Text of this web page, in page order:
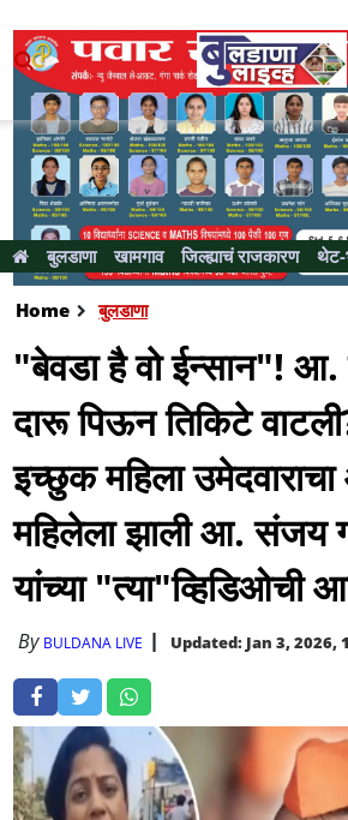
बुलडाणा खामगाव जिल्ह्याचं राजकारण
Home बुलडाणा
"बेवडा है वो ईन्सान"!
दारू पिऊन तिकिटे
इच्छुक महिला
महिलेला झाली आ. संजय
यांच्या "त्या"व्हिडिओची
By BULDANA LIVE Updated: Jan 3, 2026,